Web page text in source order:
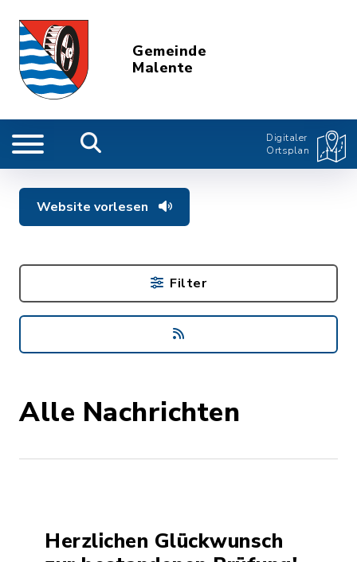
Gemeinde
Malente
Digitaler
Ortsplan
Website vorlesen
Alle Nachrichten
Herzlichen Glückwunsch
Filter